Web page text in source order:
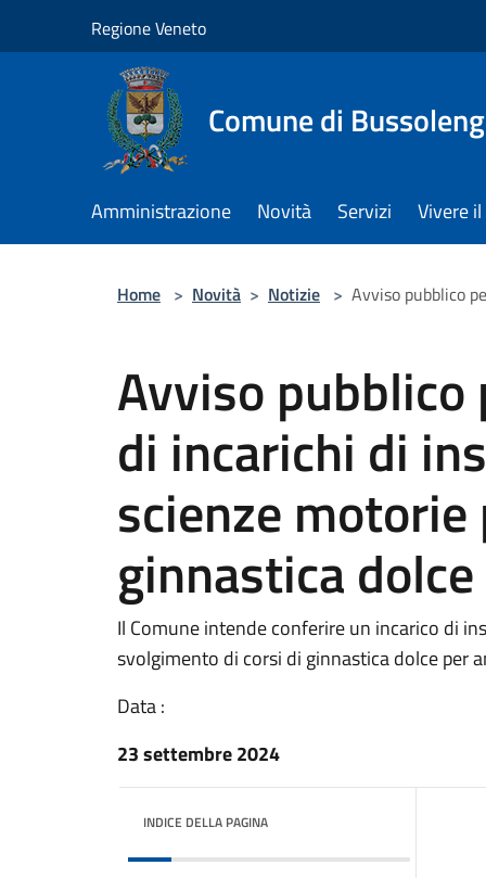
Regione Veneto
Comune di
Amministrazione Novità Servizi Vivere
Home > Novità > Notizie > Avviso pubblico
Avviso
di incarichi di
scienze
ginnastica
Il Comune intende conferire un incarico di
svolgimento di corsi di ginnastica dolce per
Data :
23 settembre 2024
INDICE DELLA PAGINA